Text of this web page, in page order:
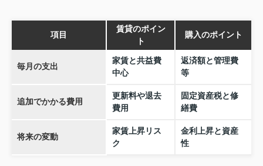
項目
賃貸のポイン
ト
購入のポイント
毎月の支出
家賃と共益費
中心
返済額と管理費
等
追加でかかる費用
更新料や退去
費用
固定資産税と修
繕費
将来の変動
家賃上昇リス
ク
金利上昇と資産
性